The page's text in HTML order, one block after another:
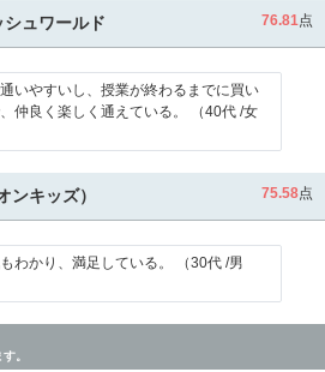
ュワールド 76.81点
いやすいし、授業が終わるまでに買い
仲良く楽しく通えている。 （40代 /女
キッズ） 75.58点
わかり、満足している。 （30代 /男
。